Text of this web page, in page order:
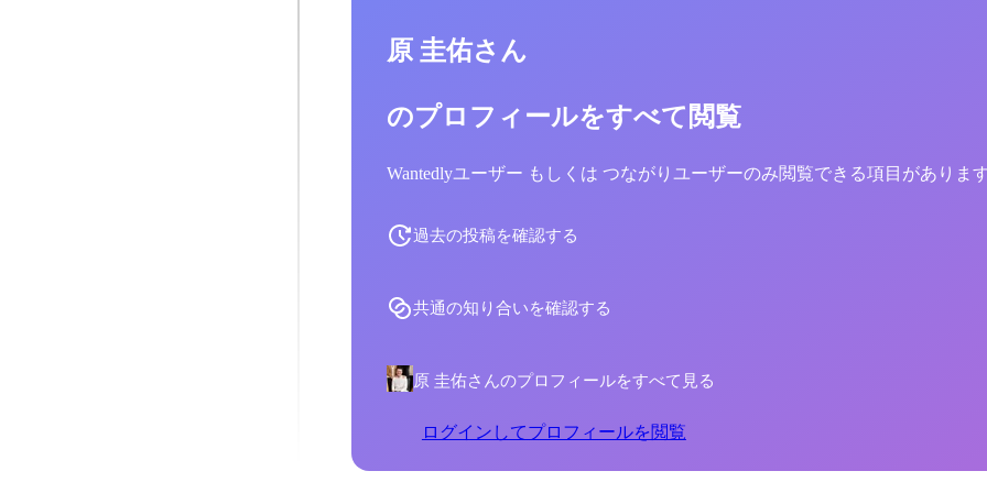
原 圭佑さん
のプロフィールをすべて閲覧
Wantedlyユーザー もしくは つながりユーザーのみ閲覧できる項目がありま
過去の投稿を確認する
共通の知り合いを確認する
原 圭佑さんのプロフィールをすべて見る
ログインしてプロフィールを閲覧